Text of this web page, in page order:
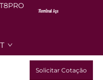
T8PRO
Solicitar Cotação